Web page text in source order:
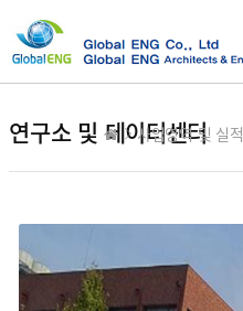
연구소 및 데이터센터
사업영역 및 실적
컨텐츠 정보
본문